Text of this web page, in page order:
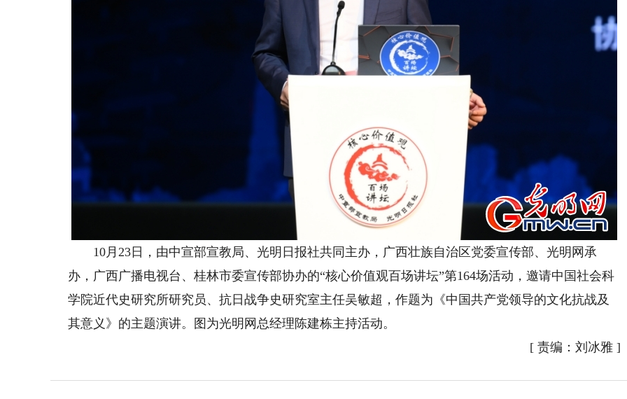
10月23日，由中宣部宣教局、光明日报社共同主办，广西壮族自治区党委宣传部、光明网承
办，广西广播电视台、桂林市委宣传部协办的“核心价值观百场讲坛”第164场活动，邀请中国社会科
学院近代史研究所研究员、抗日战争史研究室主任吴敏超，作题为《中国共产党领导的文化抗战及
其意义》的主题演讲。图为光明网总经理陈建栋主持活动。
[ 责编：刘冰雅 ]